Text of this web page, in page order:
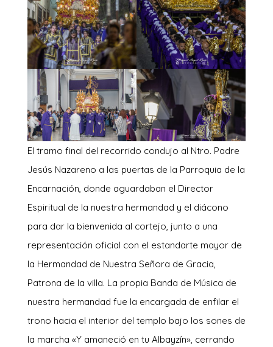
El tramo final del recorrido condujo al Ntro. Padre
Jesús Nazareno a las puertas de la Parroquia de la
Encarnación, donde aguardaban el Director
Espiritual de la nuestra hermandad y el diácono
para dar la bienvenida al cortejo, junto a una
representación oficial con el estandarte mayor de
la Hermandad de Nuestra Señora de Gracia,
Patrona de la villa. La propia Banda de Música de
nuestra hermandad fue la encargada de enfilar el
trono hacia el interior del templo bajo los sones de
la marcha «Y amaneció en tu Albayzín», cerrando